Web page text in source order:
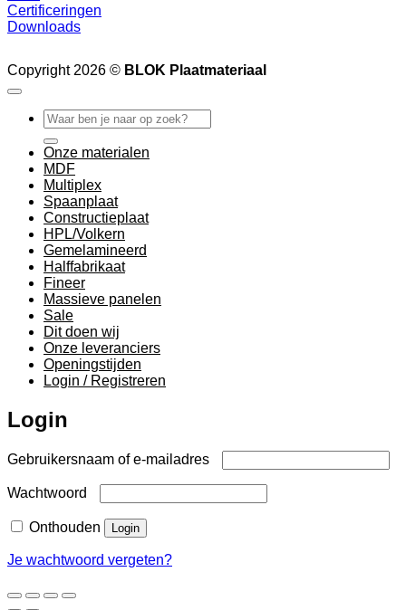
Certificeringen
Downloads
Copyright 2026 © BLOK Plaatmateriaal
Zoeken
naar:
Onze materialen
MDF
Multiplex
Spaanplaat
Constructieplaat
HPL/Volkern
Gemelamineerd
Halffabrikaat
Fineer
Massieve panelen
Sale
Dit doen wij
Onze leveranciers
Openingstijden
Login / Registreren
Login
Gebruikersnaam of e-mailadres
Wachtwoord
Onthouden Login
Je wachtwoord vergeten?